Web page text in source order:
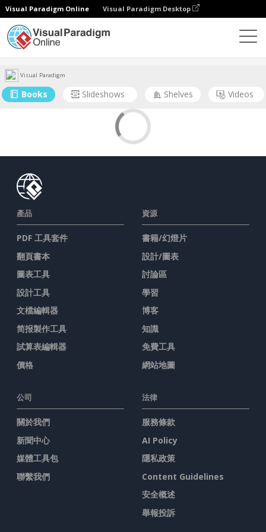
Visual Paradigm Online Visual Paradigm Desktop
Visual Paradigm
Books Slideshows Shelves Videos
產品
PDF 工具套件
翻頁書本
圖表工具
設計工具
文檔編輯器
简报製作工具
試算表編輯器
價格
資源
書籍/幻燈片
設計/圖表
討論區
學習
博客
知識
免費工具
網站地圖
公司
關於我們
新聞中心
媒體工具包
聯繫我們
法律
服務條款
AI Policy
隱私政策
Content Guidelines
安全概述
舉報投訴